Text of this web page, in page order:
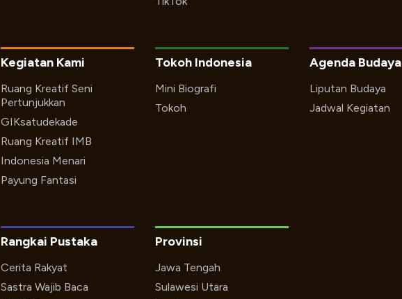
Kegiatan Kami
Ruang Kreatif Seni
Pertunjukkan
GIKsatudekade
Ruang Kreatif IMB
Indonesia Menari
Payung Fantasi
Tokoh Indonesia
Mini Biografi
Tokoh
Agenda Budaya
Liputan Budaya
Jadwal Kegiatan
Rangkai Pustaka
Cerita Rakyat
Sastra Wajib Baca
Provinsi
Jawa Tengah
Sulawesi Utara